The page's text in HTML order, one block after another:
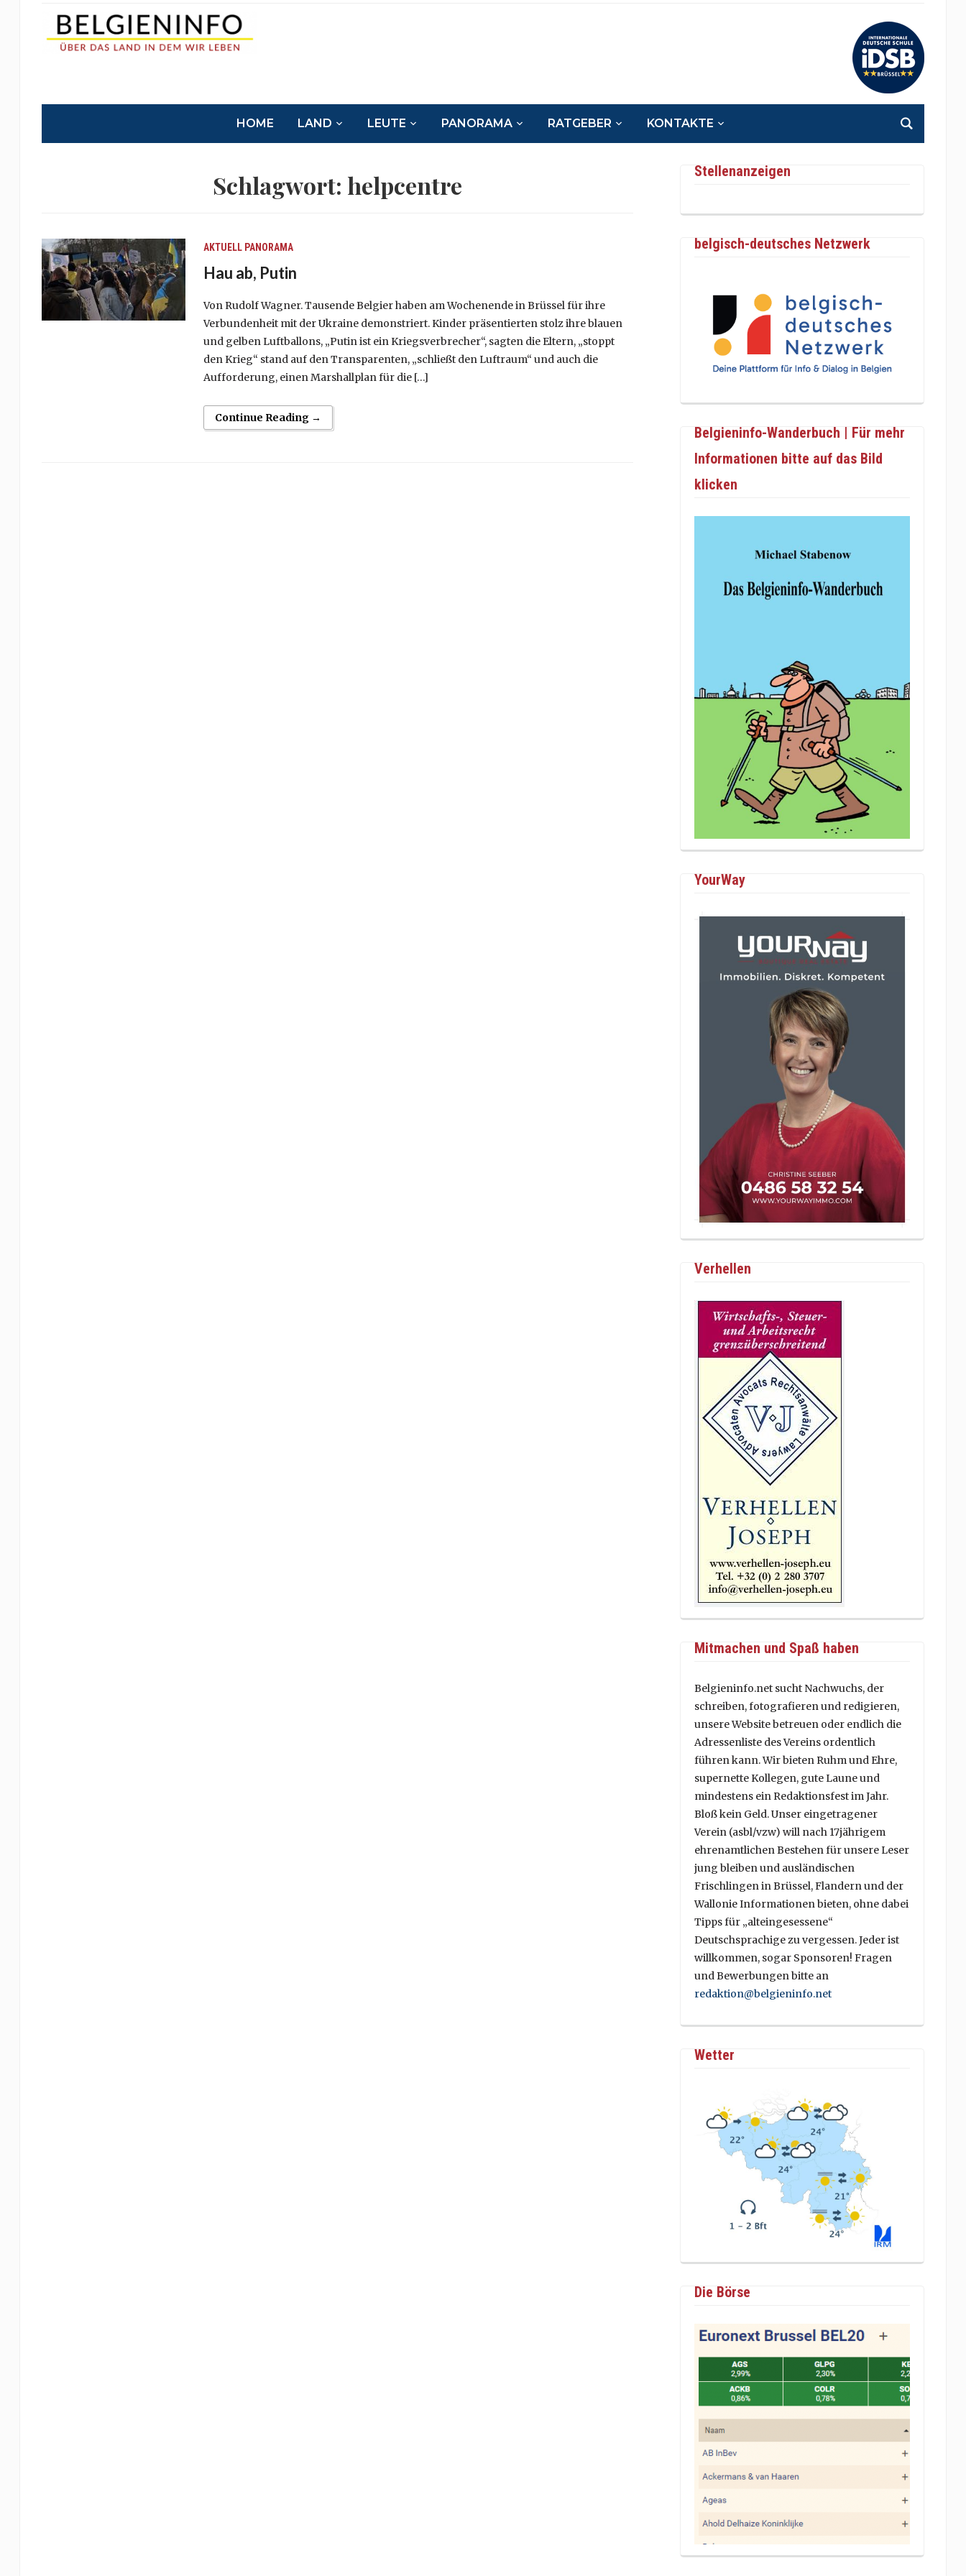
HOME LAND LEUTE PANORAMA RATGEBER KONTAKTE
Schlagwort: helpcentre
AKTUELL PANORAMA
Hau ab, Putin
Von Rudolf Wagner. Tausende Belgier haben am Wochenende in Brüssel für ihre
Verbundenheit mit der Ukraine demonstriert. Kinder präsentierten stolz ihre blauen
und gelben Luftballons, „Putin ist ein Kriegsverbrecher“, sagten die Eltern, „stoppt
den Krieg“ stand auf den Transparenten, „schließt den Luftraum“ und auch die
Aufforderung, einen Marshallplan für die […]
Continue Reading →
Stellenanzeigen
belgisch-deutsches Netzwerk
Belgieninfo-Wanderbuch | Für mehr
Informationen bitte auf das Bild
klicken
YourWay
Verhellen
Mitmachen und Spaß haben
Belgieninfo.net sucht Nachwuchs, der
schreiben, fotografieren und redigieren,
unsere Website betreuen oder endlich die
Adressenliste des Vereins ordentlich
führen kann. Wir bieten Ruhm und Ehre,
supernette Kollegen, gute Laune und
mindestens ein Redaktionsfest im Jahr.
Bloß kein Geld. Unser eingetragener
Verein (asbl/vzw) will nach 17jährigem
ehrenamtlichen Bestehen für unsere Leser
jung bleiben und ausländischen
Frischlingen in Brüssel, Flandern und der
Wallonie Informationen bieten, ohne dabei
Tipps für „alteingesessene“
Deutschsprachige zu vergessen. Jeder ist
willkommen, sogar Sponsoren! Fragen
und Bewerbungen bitte an
redaktion@belgieninfo.net
Wetter
Die Börse